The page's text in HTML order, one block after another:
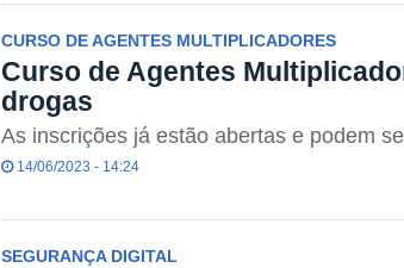
CURSO DE AGENTES MULTIPLICADORES
Curso de Agentes
drogas
As inscrições já estão abertas e podem
14/06/2023 - 14:24
SEGURANÇA DIGITAL